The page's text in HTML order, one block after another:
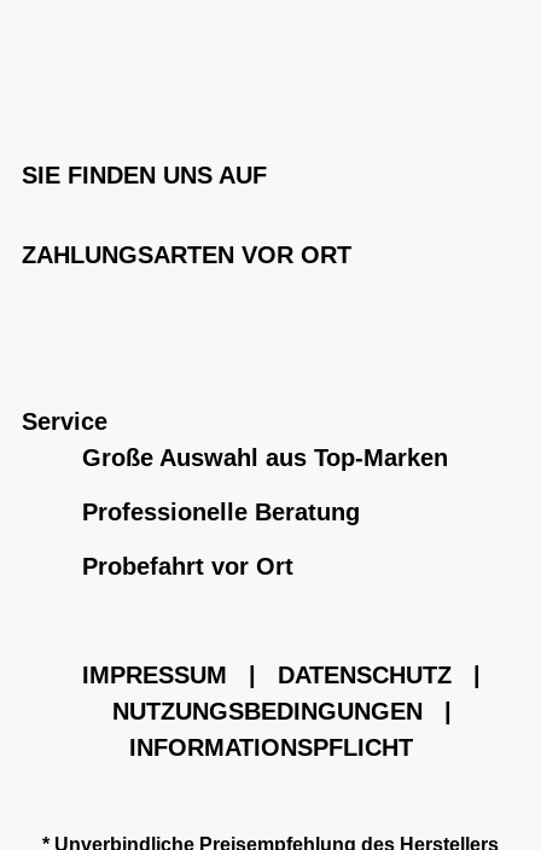
SIE FINDEN UNS AUF
ZAHLUNGSARTEN VOR ORT
Service
Große Auswahl aus Top-Marken
Professionelle Beratung
Probefahrt vor Ort
IMPRESSUM DATENSCHUTZ
NUTZUNGSBEDINGUNGEN
INFORMATIONSPFLICHT
* Unverbindliche Preisempfehlung des Herstellers